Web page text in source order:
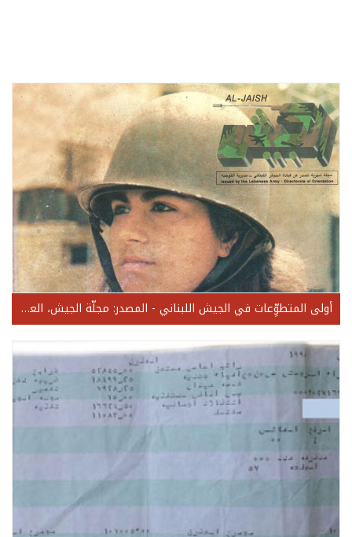
أولى المتطوِّعات في الجيش اللبناني - المصدر: مجلّة الجيش، العدد 68، تمّوز 1990.